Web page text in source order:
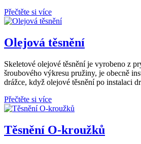
Přečtěte si více
Olejová těsnění
Skeletové olejové těsnění je vyrobeno z
šroubového výkresu pružiny, je obecně
drážce, když olejové těsnění po instalaci
Přečtěte si více
Těsnění O-kroužků